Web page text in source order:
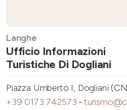
Langhe
Ufficio Informazioni
Turistiche Di Dogliani
Piazza Umberto I, Dogliani
+39 0173 742573 -